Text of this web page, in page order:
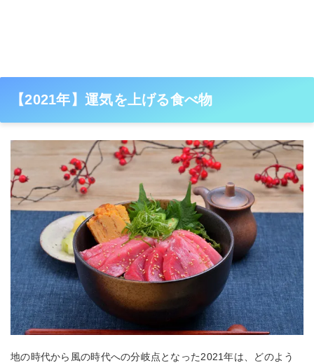
【2021年】運気を上げる食べ物
地の時代から風の時代への分岐点となった2021年は、どのよう